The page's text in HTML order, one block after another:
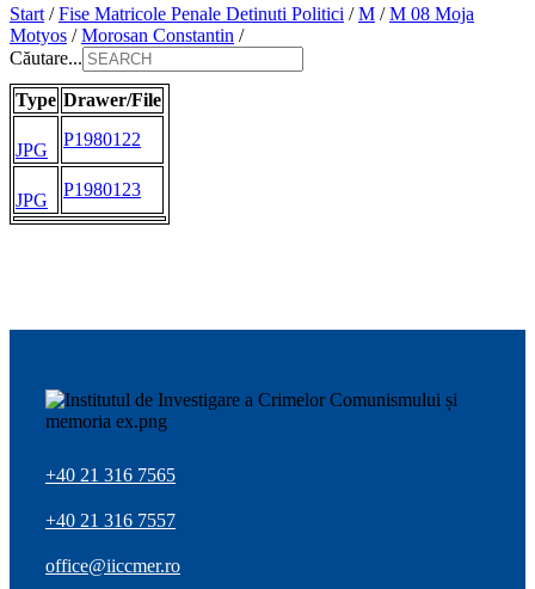
Start /Fise Matricole Penale Detinuti Politici /M /M 08 Moja
Motyos /Morosan Constantin /
Căutare...
Type Drawer/File
JPG
P1980122
JPG
P1980123
+40 21 316 7565
+40 21 316 7557
office@iiccmer.ro